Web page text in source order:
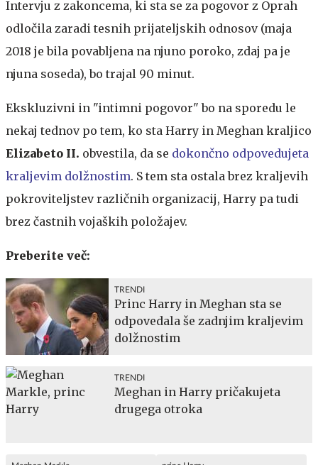
Intervju z zakoncema, ki sta se za pogovor z Oprah
odločila zaradi tesnih prijateljskih odnosov (maja
2018 je bila povabljena na njuno poroko, zdaj pa je
njuna soseda), bo trajal 90 minut.
Ekskluzivni in "intimni pogovor" bo na sporedu le
nekaj tednov po tem, ko sta Harry in Meghan kraljico
Elizabeto II. obvestila, da se dokončno odpovedujeta
kraljevim dolžnostim. S tem sta ostala brez kraljevih
pokroviteljstev različnih organizacij, Harry pa tudi
brez častnih vojaških položajev.
Preberite več:
TRENDI
Princ Harry in Meghan sta se
odpovedala še zadnjim kraljevim
dolžnostim
TRENDI
Meghan in Harry pričakujeta
drugega otroka